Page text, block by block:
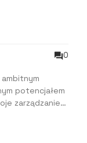
0
potencjałem
zarządzanie,